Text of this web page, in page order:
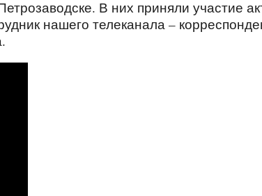
В них приняли участие
нашего телеканала –